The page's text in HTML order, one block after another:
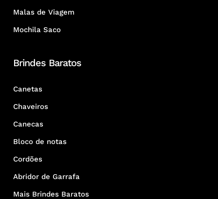
Malas de Viagem
Mochila Saco
Brindes Baratos
Canetas
Chaveiros
Canecas
Bloco de notas
Cordões
Abridor de Garrafa
Mais Brindes Baratos